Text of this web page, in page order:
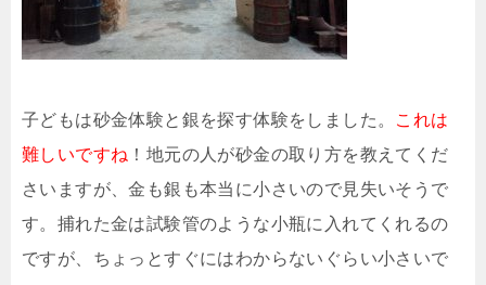
子どもは砂金体験と銀を探す体験をしました。 これは
難しいですね ！地元の人が砂金の取り方を教えてくだ
さいますが、金も銀も本当に小さいので見失いそうで
す。捕れた金は試験管のような小瓶に入れてくれるの
ですが、ちょっとすぐにはわからないぐらい小さいで